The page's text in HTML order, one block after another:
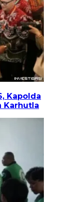
Kapolda
Karhutla